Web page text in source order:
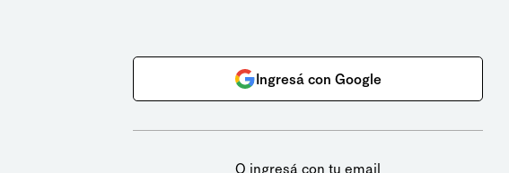
Ingresá con Google
O ingresá con tu email